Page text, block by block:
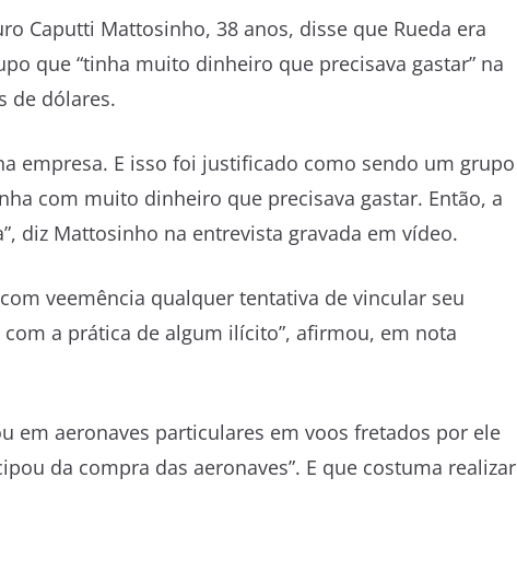
Caputti Mattosinho, 38 anos, disse que Rueda era
que “tinha muito dinheiro que precisava gastar” na
de dólares.
empresa. E isso foi justificado como sendo um grupo
com muito dinheiro que precisava gastar. Então, a
diz Mattosinho na entrevista gravada em vídeo.
veemência qualquer tentativa de vincular seu
a prática de algum ilícito”, afirmou, em nota
em aeronaves particulares em voos fretados por ele
da compra das aeronaves”. E que costuma realizar